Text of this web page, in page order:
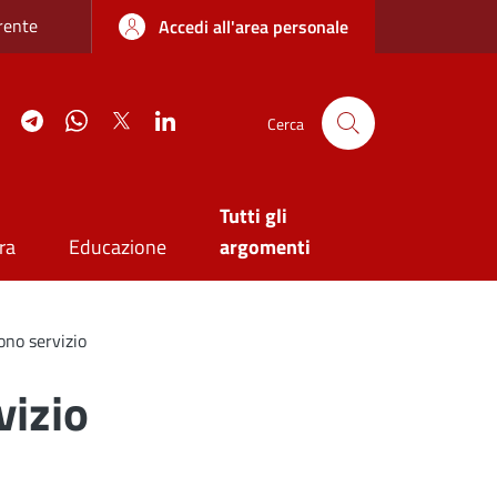
sottileAccedi all'area personale
YouTubeTelegramWhatsApp
Twitter Cerca
Educazione
Tutti gli
argomenti
servizio